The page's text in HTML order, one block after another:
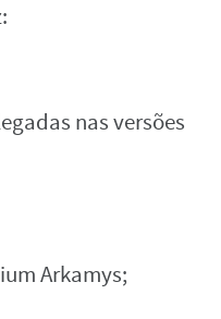
nas versões
Arkamys;